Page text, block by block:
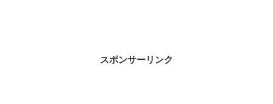
スポンサーリンク